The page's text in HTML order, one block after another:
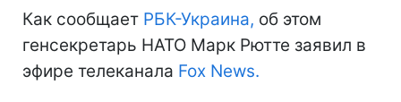
Как сообщает РБК-Украина, об этом
генсекретарь НАТО Марк Рютте заявил в
эфире телеканала Fox News.